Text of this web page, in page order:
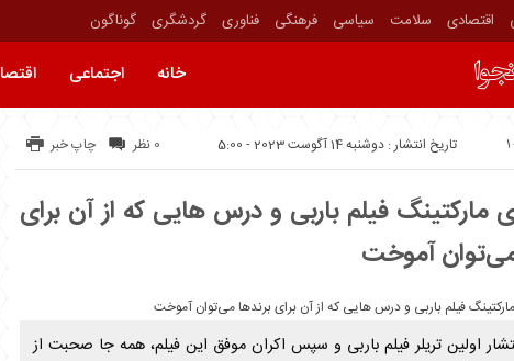
اقتصادی سلامت سیاسی فرهنگی فناوری گردشگری گوناگون
خانه اجتماعی
تاریخ انتشار : دوشنبه 14 آگوست 2023 - 5:00 چاپ خبر 0 نظر
مارکتینگ فیلم باربی و درس هایی که از آن برای
می‌توان آموخت
اولین تریلر فیلم باربی و سپس اکران موفق این فیلم، همه جا صحبت از